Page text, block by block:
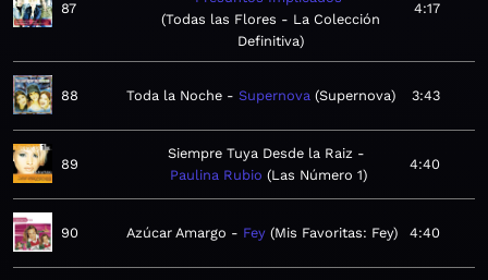
87
Todas las Flores - La Colección
Definitiva
4:17
88 Toda la Noche Supernova Supernova 3:43
89
Siempre Tuya Desde la Raiz
Paulina Rubio Las Número 1
4:40
90 Azúcar Amargo Fey Mis Favoritas: Fey 4:40